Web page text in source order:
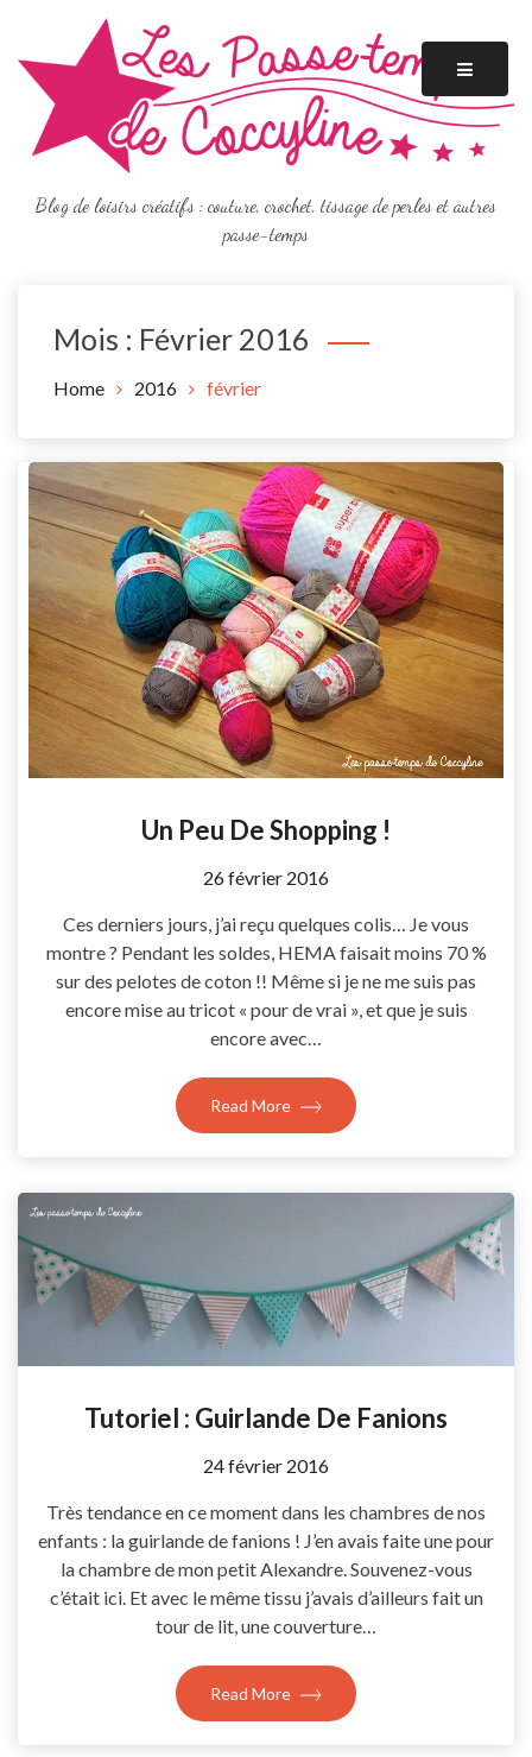
content
Blog de loisirs créatifs : couture, crochet, tissage de perles et autres
passe-temps
Mois : Février 2016
Home 2016 février
Un Peu De Shopping !
by
26 février 2016
Ces derniers jours, j’ai reçu quelques colis… Je vous
montre ? Pendant les soldes, HEMA faisait moins 70 %
sur des pelotes de coton !! Même si je ne me suis pas
encore mise au tricot « pour de vrai », et que je suis
encore avec…
Read More
Tutoriel : Guirlande De Fanions
by
24 février 2016
Très tendance en ce moment dans les chambres de nos
enfants : la guirlande de fanions ! J’en avais faite une pour
la chambre de mon petit Alexandre. Souvenez-vous
c’était ici. Et avec le même tissu j’avais d’ailleurs fait un
tour de lit, une couverture…
Read More